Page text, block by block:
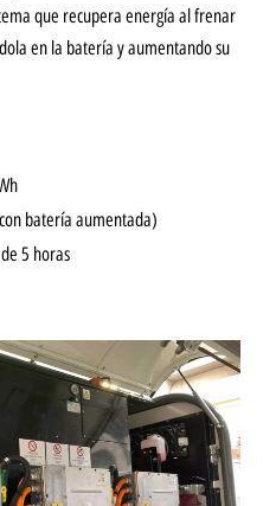
que recupera energía al frenar
en la batería y aumentando su
batería aumentada)
5 horas